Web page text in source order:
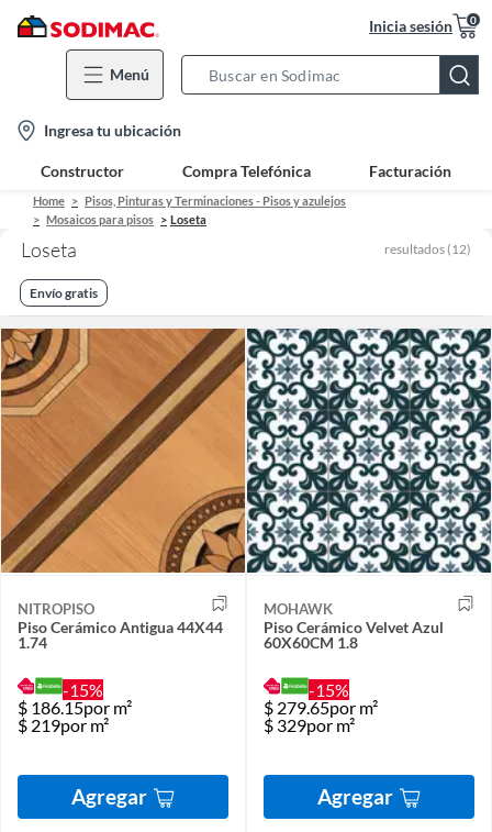
Inicia sesión 0
Menú
Bar
location-
icon
Ingresa tu ubicación
Constructor Compra Telefónica Facturación
Home
Pisos, Pinturas y Terminaciones - Pisos y azulejos
Mosaicos para pisos
Loseta
Loseta resultados (12)
Envío gratis
NITROPISO
Piso Cerámico Antigua 44X44
1.74
-15%
$ 186.15por m²
$ 219por m²
Agregar
MOHAWK
Piso Cerámico Velvet Azul
60X60CM 1.8
-15%
$ 279.65por m²
$ 329por m²
Agregar